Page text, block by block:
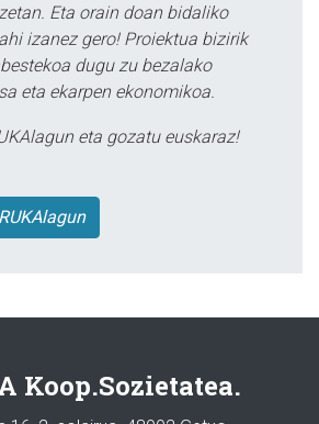
Eta orain doan bidaliko
izanez gero! Proiektua bizirik
dugu zu bezalako
eta ekarpen ekonomikoa.
eta gozatu euskaraz!
Koop.Sozietatea.